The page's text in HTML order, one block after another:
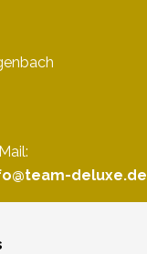
deluxe.de